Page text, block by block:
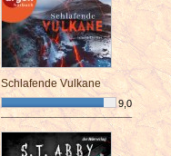
Schlafende Vulkane
9,0
¯¯¯¯¯¯¯¯¯¯¯¯¯¯¯¯¯¯¯¯¯¯¯¯